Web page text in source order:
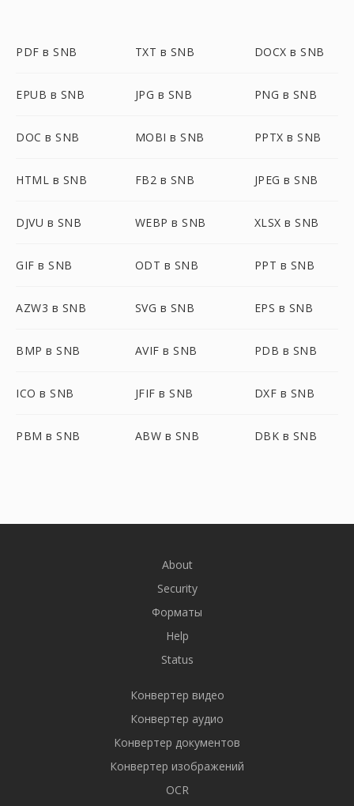
PDF в SNB TXT в SNB DOCX в SNB
EPUB в SNB JPG в SNB PNG в SNB
DOC в SNB MOBI в SNB PPTX в SNB
HTML в SNB FB2 в SNB JPEG в SNB
DJVU в SNB WEBP в SNB XLSX в SNB
GIF в SNB ODT в SNB PPT в SNB
AZW3 в SNB SVG в SNB EPS в SNB
BMP в SNB AVIF в SNB PDB в SNB
ICO в SNB JFIF в SNB DXF в SNB
PBM в SNB ABW в SNB DBK в SNB
About
Security
Форматы
Help
Status
Конвертер видео
Конвертер аудио
Конвертер документов
Конвертер изображений
OCR